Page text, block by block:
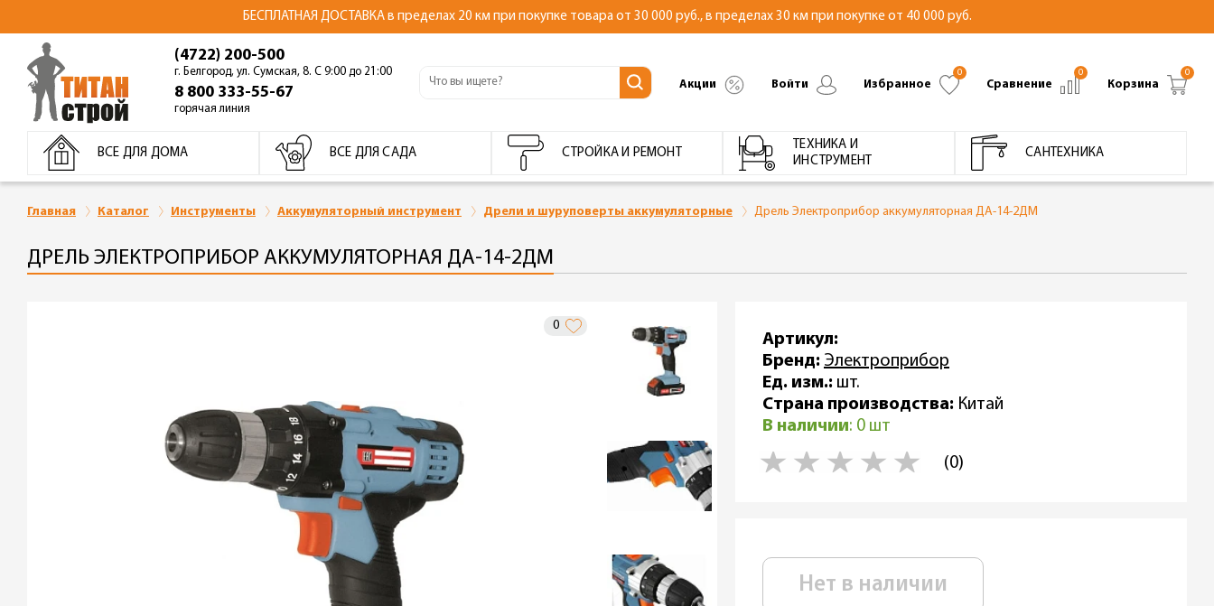
БЕСПЛАТНАЯ ДОСТАВКА в пределах 20 км при покупке товара от 30 000 руб., в пределах 30 км при покупке от 40 000 руб.
(4722) 200-500
г. Белгород, ул. Сумская, 8. С 9:00 до 21:00
8 800 333-55-67
горячая линия
Акции Войти Избранное
0
Сравнение
0
Корзина
0
ВСЕ ДЛЯ ДОМА ВСЕ ДЛЯ САДА СТРОЙКА И РЕМОНТ
ТЕХНИКА И
ИНСТРУМЕНТ
САНТЕХНИКА
Главная Каталог Инструменты Аккумуляторный инструмент Дрели и шуруповерты аккумуляторные Дрель Электроприбор аккумуляторная ДА-14-2ДМ
ДРЕЛЬ ЭЛЕКТРОПРИБОР АККУМУЛЯТОРНАЯ ДА-14-2ДМ
0
Артикул:
Бренд: Электроприбор
Ед. изм.: шт.
Страна производства: Китай
В наличии: 0 шт
(0)
Нет в наличии